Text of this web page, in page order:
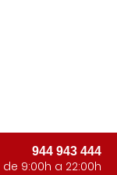
944 943 444
de 9:00h a 22:00h